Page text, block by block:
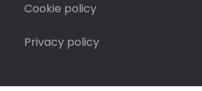
Cookie policy
Privacy policy